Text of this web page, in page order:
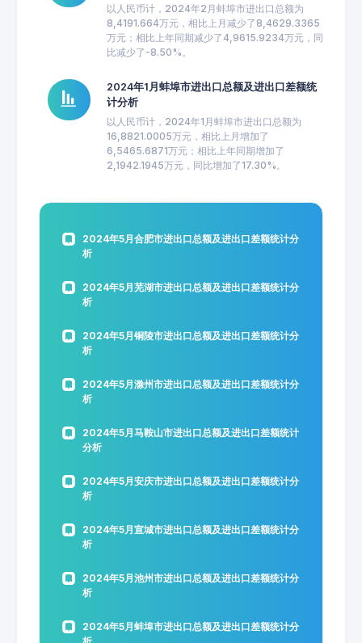
以人民币计，2024年2月蚌埠市进出口总额为
8,4191.664万元，相比上月减少了8,4629.3365
万元；相比上年同期减少了4,9615.9234万元，同
比减少了-8.50%。
2024年1月蚌埠市进出口总额及进出口差额统
计分析
以人民币计，2024年1月蚌埠市进出口总额为
16,8821.0005万元，相比上月增加了
6,5465.6871万元；相比上年同期增加了
2,1942.1945万元，同比增加了17.30%。
2024年5月合肥市进出口总额及进出口差额统计分
析
2024年5月芜湖市进出口总额及进出口差额统计分
析
2024年5月铜陵市进出口总额及进出口差额统计分
析
2024年5月滁州市进出口总额及进出口差额统计分
析
2024年5月马鞍山市进出口总额及进出口差额统计
分析
2024年5月安庆市进出口总额及进出口差额统计分
析
2024年5月宣城市进出口总额及进出口差额统计分
析
2024年5月池州市进出口总额及进出口差额统计分
析
2024年5月蚌埠市进出口总额及进出口差额统计分